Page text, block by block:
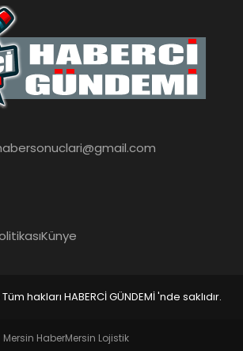
Künye
hakları HABERCİ GÜNDEMİ 'nde saklıdır.
Mersin HaberMersin Lojistik